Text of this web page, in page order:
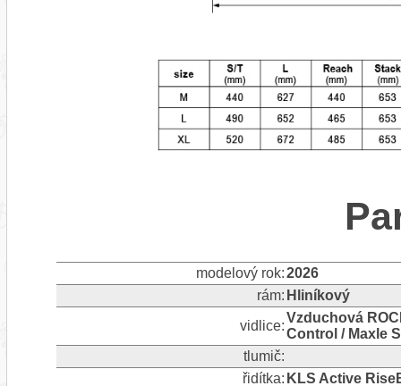
modelový rok:2026
rám: Hliníkový
vidlice:
Vzduchová
Control / Maxle
tlumič:
řidítka: KLS Active